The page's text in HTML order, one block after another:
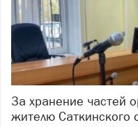
За хранение частей оружия суд вынес приговор
жителю Саткинского